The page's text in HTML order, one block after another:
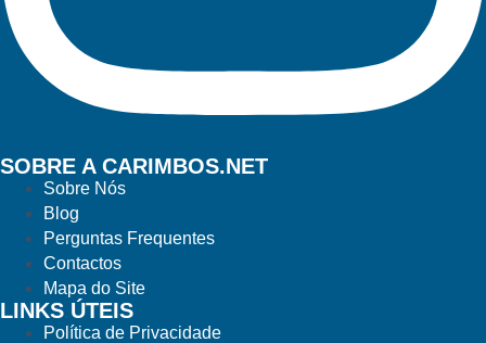
SOBRE A CARIMBOS.NET
Sobre Nós
Blog
Perguntas Frequentes
Contactos
Mapa do Site
LINKS ÚTEIS
Política de Privacidade